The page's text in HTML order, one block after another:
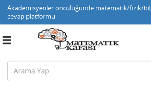
Akademisyenler öncülüğünde matematik/fizik/
cevap platformu
Toggle